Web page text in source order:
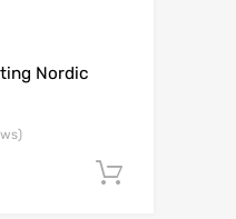
Nordic